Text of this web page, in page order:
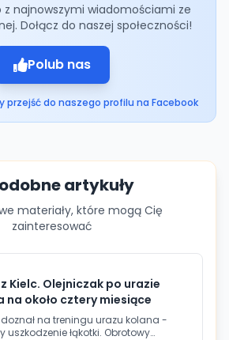
z najnowszymi wiadomościami ze
Dołącz do naszej społeczności!
Polub nas
przejść do naszego profilu na Facebook
artykuły
materiały, które mogą Cię
zainteresować
Kielc. Olejniczak po urazie
na około cztery miesiące
doznał na treningu urazu kolana -
uszkodzenie łąkotki. Obrotowy